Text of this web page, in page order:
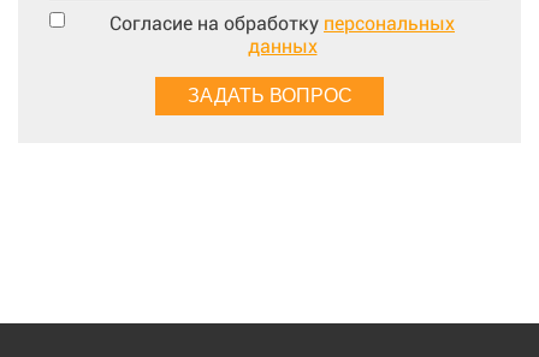
Согласие на обработку персональных
данных